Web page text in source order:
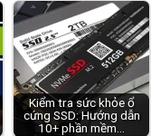
Kiểm tra sức khỏe ổ
cứng SSD: Hướng dẫn
10+ phần mềm…